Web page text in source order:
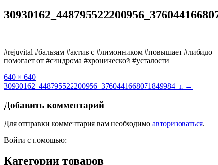
#rejuvital #бальзам #актив с #лимонником #повышает #либидо
помогает от #синдрома #хронической #усталости
Full
size
640 × 640
Post
30930162_448795522200956_3760441668071849984_n →
Добавить комментарий
Для отправки комментария вам необходимо авторизоваться.
Войти с помощью:
Категории товаров